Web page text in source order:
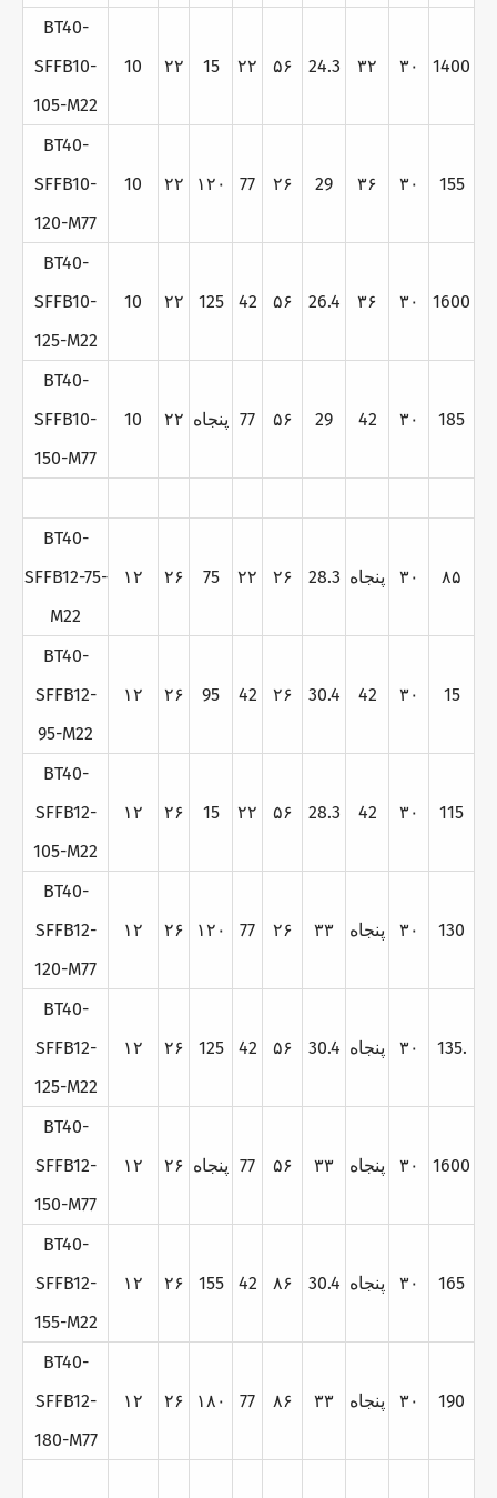
BT40-
SFFB10-
105-M22
10 ۲۲ 15 ۲۲ ۵۶ 24.3 ۳۲ ۳۰ 1400
BT40-
SFFB10-
120-M77
10 ۲۲ ۱۲۰ 77 ۲۶ 29 ۳۶ ۳۰ 155
BT40-
SFFB10-
125-M22
10 ۲۲ 125 42 ۵۶ 26.4 ۳۶ ۳۰ 1600
BT40-
SFFB10-
150-M77
10 ۲۲ پنجاه 77 ۵۶ 29 42 ۳۰ 185
BT40-
SFFB12-75-
M22
۱۲ ۲۶ 75 ۲۲ ۲۶ 28.3 پنجاه ۳۰ ۸۵
BT40-
SFFB12-
95-M22
۱۲ ۲۶ 95 42 ۲۶ 30.4 42 ۳۰ 15
BT40-
SFFB12-
105-M22
۱۲ ۲۶ 15 ۲۲ ۵۶ 28.3 42 ۳۰ 115
BT40-
SFFB12-
120-M77
۱۲ ۲۶ ۱۲۰ 77 ۲۶ ۳۳ پنجاه ۳۰ 130
BT40-
SFFB12-
125-M22
۱۲ ۲۶ 125 42 ۵۶ 30.4 پنجاه ۳۰ 135.
BT40-
SFFB12-
150-M77
۱۲ ۲۶ پنجاه 77 ۵۶ ۳۳ پنجاه ۳۰ 1600
BT40-
SFFB12-
155-M22
۱۲ ۲۶ 155 42 ۸۶ 30.4 پنجاه ۳۰ 165
BT40-
SFFB12-
180-M77
۱۲ ۲۶ ۱۸۰ 77 ۸۶ ۳۳ پنجاه ۳۰ 190